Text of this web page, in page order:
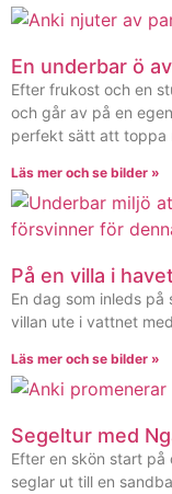
En underbar ö
Efter frukost och en
och går av på en
perfekt sätt att toppa
Läs mer och se bilder »
På en villa i
En dag som inleds
villan ute i vattnet
Läs mer och se bilder »
Segeltur med
Efter en skön start
seglar ut till en